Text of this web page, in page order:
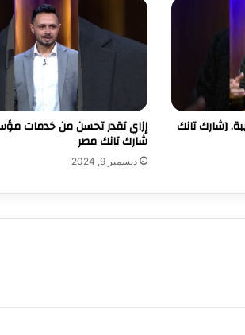
[شارك تانك إزاي تقدر تحسن من خدمات
شارك تانك مصر
ديسمبر 9, 2024